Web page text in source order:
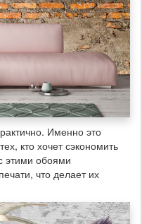
Именно это
кто хочет сэкономить
этими обоями
что делает их